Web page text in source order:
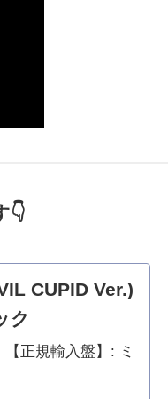
👇
CUPID Ver.)
ク
正規輸入盤】: ミ